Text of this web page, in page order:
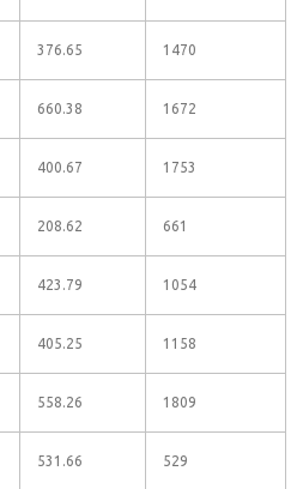
376.65 1470
660.38 1672
400.67 1753
208.62 661
423.79 1054
405.25 1158
558.26 1809
531.66 529